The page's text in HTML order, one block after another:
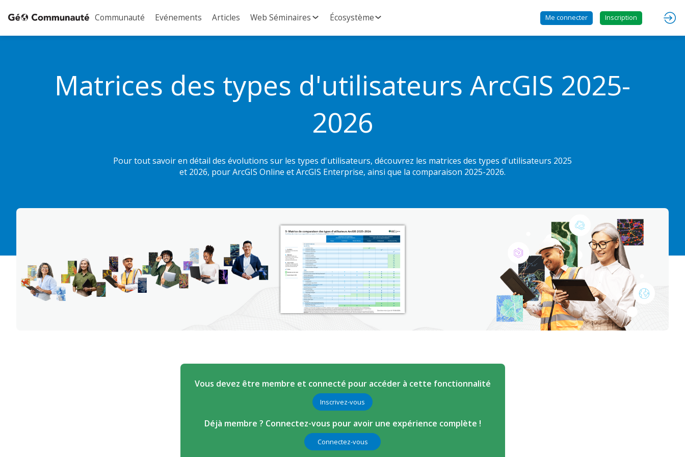
Communauté Evénements Articles Web Séminaires Écosystème Me connecter Inscription
Matrices des types d'utilisateurs ArcGIS 2025-
2026
Pour tout savoir en détail des évolutions sur les types d'utilisateurs, découvrez les matrices des types d'utilisateurs 2025
et 2026, pour ArcGIS Online et ArcGIS Enterprise, ainsi que la comparaison 2025-2026.
Vous devez être membre et connecté pour accéder à cette fonctionnalité
Inscrivez-vous
Déjà membre ? Connectez-vous pour avoir une expérience complète !
Connectez-vous